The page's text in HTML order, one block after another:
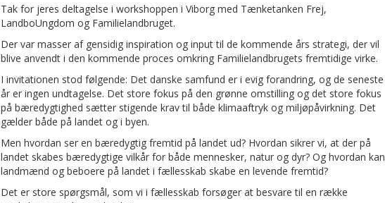
Tak for jeres deltagelse i workshoppen i Viborg med Tænketanken Frej,
LandboUngdom og Familielandbruget.
Der var masser af gensidig inspiration og input til de kommende års strategi, der vil
blive anvendt i den kommende proces omkring Familielandbrugets fremtidige virke.
I invitationen stod følgende: Det danske samfund er i evig forandring, og de seneste
år er ingen undtagelse. Det store fokus på den grønne omstilling og det store fokus
på bæredygtighed sætter stigende krav til både klimaaftryk og miljøpåvirkning. Det
gælder både på landet og i byen.
Men hvordan ser en bæredygtig fremtid på landet ud? Hvordan sikrer vi, at der på
landet skabes bæredygtige vilkår for både mennesker, natur og dyr? Og hvordan kan
landmænd og beboere på landet i fællesskab skabe en levende fremtid?
Det er store spørgsmål, som vi i fællesskab forsøger at besvare til en række